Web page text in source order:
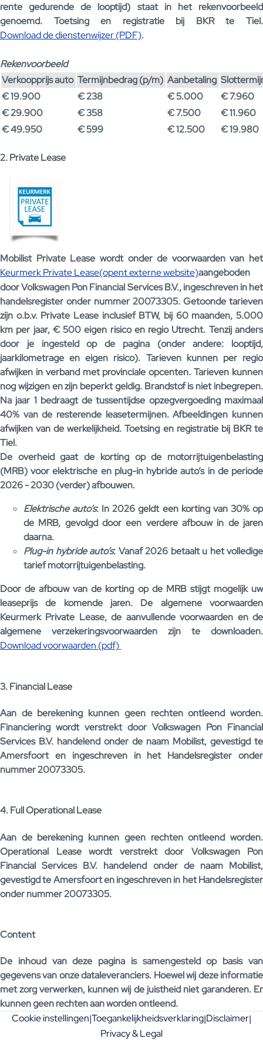
rente gedurende de looptijd) staat in het rekenvoorbeeld
genoemd. Toetsing en registratie bij BKR te Tiel.
Download de dienstenwijzer (PDF).
Rekenvoorbeeld
Verkoopprijs auto Termijnbedrag (p/m) Aanbetaling
€ 19.900
€ 238 € 5.000
€ 7.960
€ 29.900
€ 358 € 7.500
€ 11.960
€ 49.950
€ 599 € 12.500 € 19.980
2. Private Lease
Mobilist Private Lease wordt onder de voorwaarden van het
Keurmerk Private Lease(opent externe website)aangeboden
door Volkswagen Pon Financial Services B.V., ingeschreven in het
handelsregister onder nummer 20073305. Getoonde tarieven
zijn o.b.v. Private Lease inclusief BTW, bij 60 maanden, 5.000
km per jaar, € 500 eigen risico en regio Utrecht. Tenzij anders
door je ingesteld op de pagina (onder andere: looptijd,
jaarkilometrage en eigen risico). Tarieven kunnen per regio
afwijken in verband met provinciale opcenten. Tarieven kunnen
nog wijzigen en zijn beperkt geldig. Brandstof is niet inbegrepen.
Na jaar 1 bedraagt de tussentijdse opzegvergoeding maximaal
40% van de resterende leasetermijnen. Afbeeldingen kunnen
afwijken van de werkelijkheid. Toetsing en registratie bij BKR te
Tiel.
De overheid gaat de korting op de motorrijtuigenbelasting
(MRB) voor elektrische en plug-in hybride auto’s in de periode
2026 - 2030 (verder) afbouwen.
Elektrische auto’s: In 2026 geldt een korting van 30% op
de MRB, gevolgd door een verdere afbouw in de jaren
daarna.
Plug-in hybride auto’s: Vanaf 2026 betaalt u het volledige
tarief motorrijtuigenbelasting.
Door de afbouw van de korting op de MRB stijgt mogelijk uw
leaseprijs de komende jaren. De algemene voorwaarden
Keurmerk Private Lease, de aanvullende voorwaarden en de
algemene verzekeringsvoorwaarden zijn te downloaden.
Download voorwaarden (pdf)
3. Financial Lease
Aan de berekening kunnen geen rechten ontleend worden.
Financiering wordt verstrekt door Volkswagen Pon Financial
Services B.V. handelend onder de naam Mobilist, gevestigd te
Amersfoort en ingeschreven in het Handelsregister onder
nummer 20073305.
4. Full Operational Lease
Aan de berekening kunnen geen rechten ontleend worden.
Operational Lease wordt verstrekt door Volkswagen Pon
Financial Services B.V. handelend onder de naam Mobilist,
gevestigd te Amersfoort en ingeschreven in het Handelsregister
onder nummer 20073305.
Content
De inhoud van deze pagina is samengesteld op basis van
gegevens van onze dataleveranciers. Hoewel wij deze informatie
met zorg verwerken, kunnen wij de juistheid niet garanderen. Er
kunnen geen rechten aan worden ontleend.
Cookie instellingen|Toegankelijkheidsverklaring|Disclaimer|
Privacy & Legal